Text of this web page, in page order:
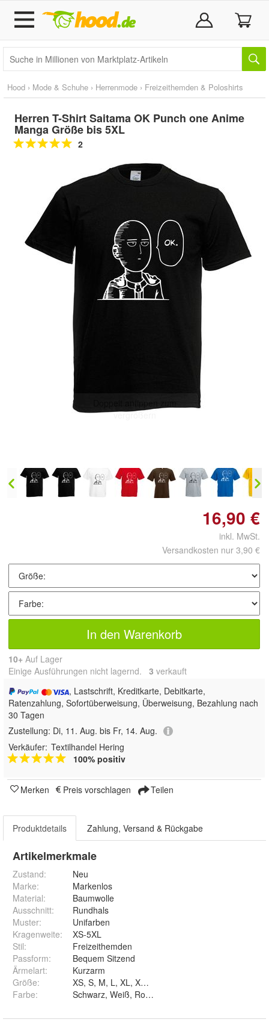
Hood › Mode & Schuhe › Herrenmode › Freizeithemden & Poloshirts
Herren T-Shirt Saitama OK Punch one Anime
Manga Größe bis 5XL
2
vergrößern
16,90 €
inkl. MwSt.
Versandkosten nur 3,90 €
In den Warenkorb
10+ Auf Lager
Einige Ausführungen nicht lagernd. 3 verkauft
, Lastschrift, Kreditkarte, Debitkarte,
Ratenzahlung, Sofortüberweisung, Überweisung, Bezahlung nach
30 Tagen
Zustellung: Di, 11. Aug. bis Fr, 14. Aug.
Verkäufer: Textilhandel Hering
100% positiv
Merken Preis vorschlagen Teilen
Produktdetails Zahlung, Versand & Rückgabe
Artikelmerkmale
Zustand:
Neu
Marke:
Markenlos
Material:
Baumwolle
Ausschnitt:
Rundhals
Muster:
Unifarben
Kragenweite:
XS-5XL
Stil:
Freizeithemden
Passform:
Bequem Sitzend
Ärmelart:
Kurzarm
Größe:
Farbe: